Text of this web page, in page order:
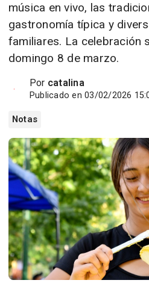
música en vivo, las
gastronomía típica y
familiares. La celebración
domingo 8 de marzo.
Por catalina
Publicado en 03/02/2026
Notas